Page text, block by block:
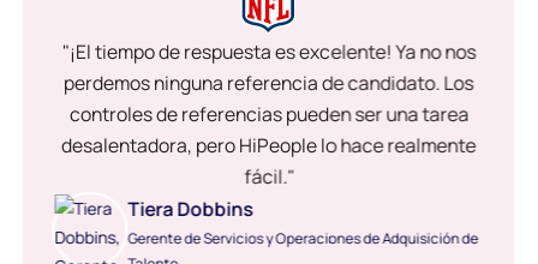
"¡El tiempo de respuesta es excelente! Ya no nos
perdemos ninguna referencia de candidato. Los
controles de referencias pueden ser una tarea
desalentadora, pero HiPeople lo hace realmente
fácil."
Tiera Dobbins
Gerente de Servicios y Operaciones de Adquisición de